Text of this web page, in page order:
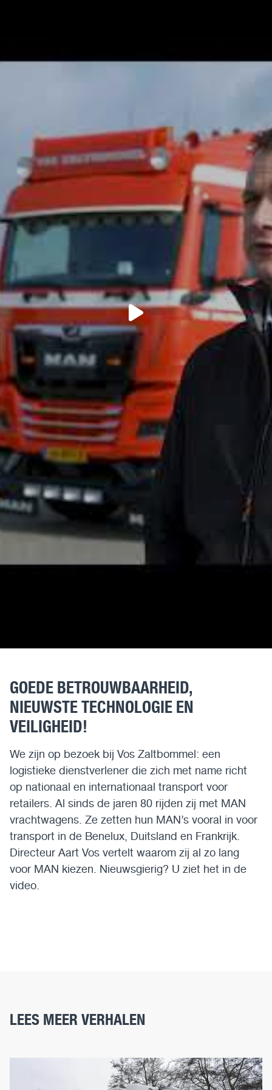
GOEDE BETROUWBAARHEID,
NIEUWSTE TECHNOLOGIE EN
VEILIGHEID!
We zijn op bezoek bij Vos Zaltbommel: een
logistieke dienstverlener die zich met name richt
op nationaal en internationaal transport voor
retailers. Al sinds de jaren 80 rijden zij met MAN
vrachtwagens. Ze zetten hun MAN’s vooral in voor
transport in de Benelux, Duitsland en Frankrijk.
Directeur Aart Vos vertelt waarom zij al zo lang
voor MAN kiezen. Nieuwsgierig? U ziet het in de
video.
LEES MEER VERHALEN